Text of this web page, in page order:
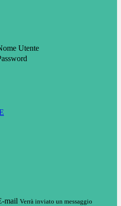
Utente
mail Verrà inviato un messaggio